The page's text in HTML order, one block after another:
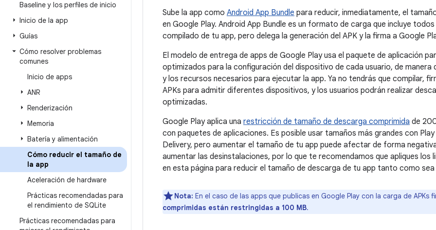
Baseline y los perfiles de inicio
Inicio de la app
Guías
Cómo resolver problemas
comunes
Inicio de apps
ANR
Renderización
Memoria
Batería y alimentación
Cómo reducir el tamaño de
la app
Aceleración de hardware
Prácticas recomendadas para
el rendimiento de SQLite
Prácticas recomendadas para
Sube la app como Android App Bundle para reducir, inmediatamente, el
en Google Play. Android App Bundle es un formato de carga que incluye
compilado de tu app, pero delega la generación del APK y la firma a Google
El modelo de entrega de apps de Google Play usa el paquete de aplicación
optimizados para la configuración del dispositivo de cada usuario, de manera
y los recursos necesarios para ejecutar la app. Ya no tendrás que compilar,
APKs para admitir diferentes dispositivos, y los usuarios podrán realizar
optimizadas.
Google Play aplica una restricción de tamaño de descarga comprimida de
con paquetes de aplicaciones. Es posible usar tamaños más grandes con
Delivery, pero aumentar el tamaño de tu app puede afectar de forma
aumentar las desinstalaciones, por lo que te recomendamos que apliques los
en esta página para reducir el tamaño de descarga de tu app tanto como sea
Nota: En el caso de las apps que publicas en Google Play con la carga de APKs
comprimidas están restringidas a 100 MB.